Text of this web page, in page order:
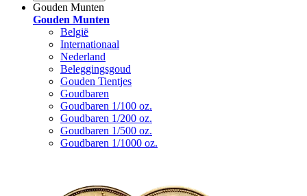
Gouden Munten
Gouden Munten
België
Internationaal
Nederland
Beleggingsgoud
Gouden Tientjes
Goudbaren
Goudbaren 1/100 oz.
Goudbaren 1/200 oz.
Goudbaren 1/500 oz.
Goudbaren 1/1000 oz.